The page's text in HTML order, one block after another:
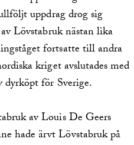
uppdrag drog sig
Lövstabruk nästan lika
fortsatte till andra
kriget avslutades med
dyrköpt för Sverige.
av Louis De Geers
hade ärvt Lövstabruk på